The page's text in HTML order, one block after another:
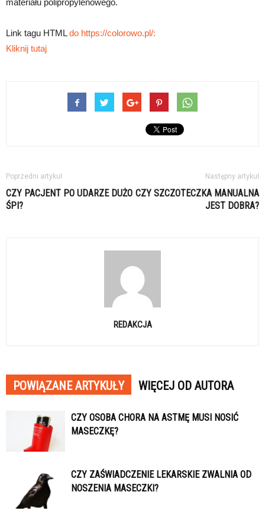
materiału polipropylenowego.
Link tagu HTMLdo https://colorowo.pl/:
Kliknij tutaj
Poprzedni artykuł
CZY PACJENT PO UDARZE DUŻO
ŚPI?
Następny artykuł
CZY SZCZOTECZKA MANUALNA
JEST DOBRA?
REDAKCJA
POWIĄZANE ARTYKUŁY WIĘCEJ OD AUTORA
CZY OSOBA CHORA NA ASTMĘ MUSI NOSIĆ
MASECZKĘ?
CZY ZAŚWIADCZENIE LEKARSKIE ZWALNIA OD
NOSZENIA MASECZKI?